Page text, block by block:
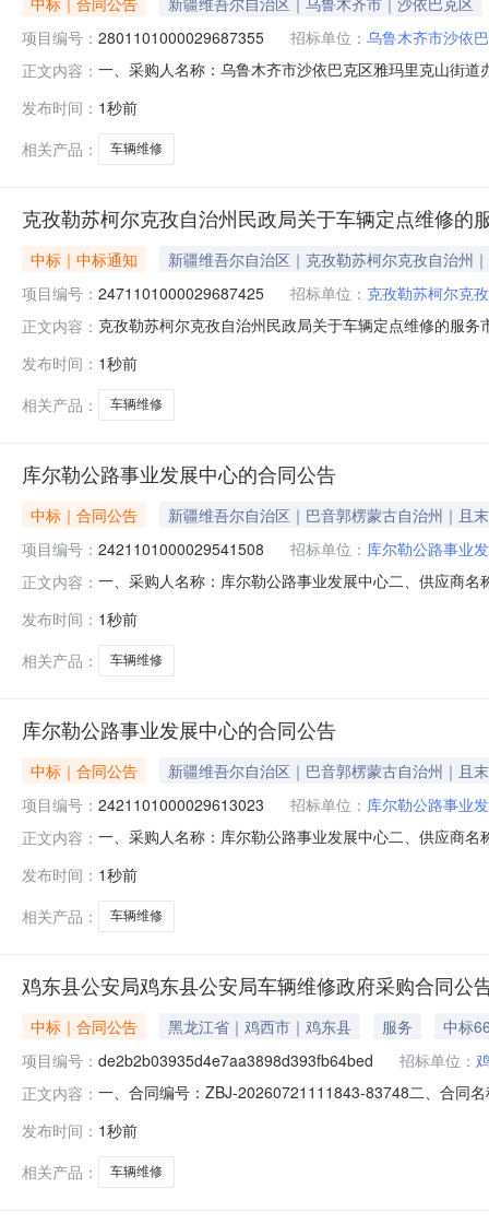
项目编号： 2801101000029687355 招标单位： 乌鲁木齐市沙依
正文内容： 一、采购人名称：乌鲁木齐市沙依巴克区雅玛里克山街
定点维修详见附件次1.0011001100服务要求或标的基本
发布时间： 1秒前
相关产品：
车辆维修
克孜勒苏柯尔克孜自治州民政局关于车辆定点维修的
中标｜中标通知
新疆维吾尔自治区｜克孜勒苏柯尔克孜自治州
项目编号： 2471101000029687425 招标单位： 克孜勒苏柯尔克
正文内容： 克孜勒苏柯尔克孜自治州民政局关于车辆定点维修的服
划金额（元）:项目所在行政区划编码:653099项目所在
发布时间： 1秒前
相关产品：
车辆维修
库尔勒公路事业发展中心的合同公告
中标｜合同公告
新疆维吾尔自治区｜巴音郭楞蒙古自治州｜且
项目编号： 2421101000029541508 招标单位： 库尔勒公路事业
正文内容： 一、采购人名称：库尔勒公路事业发展中心二、供应商
要求或标的基本概况：七、其它事项：详见附件中的合
发布时间： 1秒前
相关产品：
车辆维修
库尔勒公路事业发展中心的合同公告
中标｜合同公告
新疆维吾尔自治区｜巴音郭楞蒙古自治州｜且
项目编号： 2421101000029613023 招标单位： 库尔勒公路事业
正文内容： 一、采购人名称：库尔勒公路事业发展中心二、供应商
要求或标的基本概况：七、其它事项：详见附件中的合
发布时间： 1秒前
相关产品：
车辆维修
鸡东县公安局鸡东县公安局车辆维修政府采购合同公
中标｜合同公告 黑龙江省｜鸡西市｜鸡东县 服务
中标
项目编号： de2b2b03935d4e7aa3898d393fb64bed 招标单位：
正文内容： 一、合同编号：ZBJ-20260721111843-83748二、合同
15146721110六、合同主要信息主要标的：序号名称数
发布时间： 1秒前
相关产品：
车辆维修